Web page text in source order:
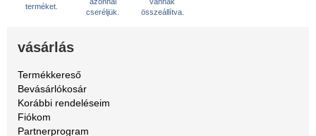
terméket.
azonnal
cseréljük.
vannak
összeállítva.
vásárlás
Termékkereső
Bevásárlókosár
Korábbi rendeléseim
Fiókom
Partnerprogram